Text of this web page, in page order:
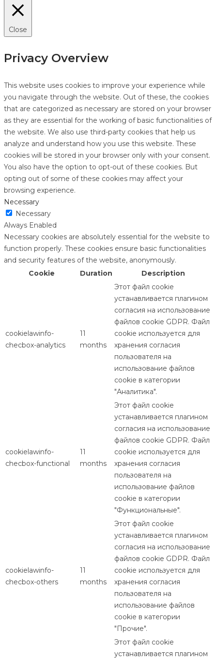
Close
Privacy Overview
This website uses cookies to improve your experience while
you navigate through the website. Out of these, the cookies
that are categorized as necessary are stored on your browser
as they are essential for the working of basic functionalities of
the website. We also use third-party cookies that help us
analyze and understand how you use this website. These
cookies will be stored in your browser only with your consent.
You also have the option to opt-out of these cookies. But
opting out of some of these cookies may affect your
browsing experience.
Necessary
Necessary
Always Enabled
Necessary cookies are absolutely essential for the website to
function properly. These cookies ensure basic functionalities
and security features of the website, anonymously.
Cookie
Duration Description
cookielawinfo-
checbox-analytics
11
months
Этот файл cookie
устанавливается плагином
согласия на использование
файлов cookie GDPR. Файл
cookie используется для
хранения согласия
пользователя на
использование файлов
cookie в категории
"Аналитика".
cookielawinfo-
checbox-functional
11
months
Этот файл cookie
устанавливается плагином
согласия на использование
файлов cookie GDPR. Файл
cookie используется для
хранения согласия
пользователя на
использование файлов
cookie в категории
"Функциональные".
cookielawinfo-
checbox-others
11
months
Этот файл cookie
устанавливается плагином
согласия на использование
файлов cookie GDPR. Файл
cookie используется для
хранения согласия
пользователя на
использование файлов
cookie в категории
"Прочие".
Этот файл cookie
устанавливается плагином